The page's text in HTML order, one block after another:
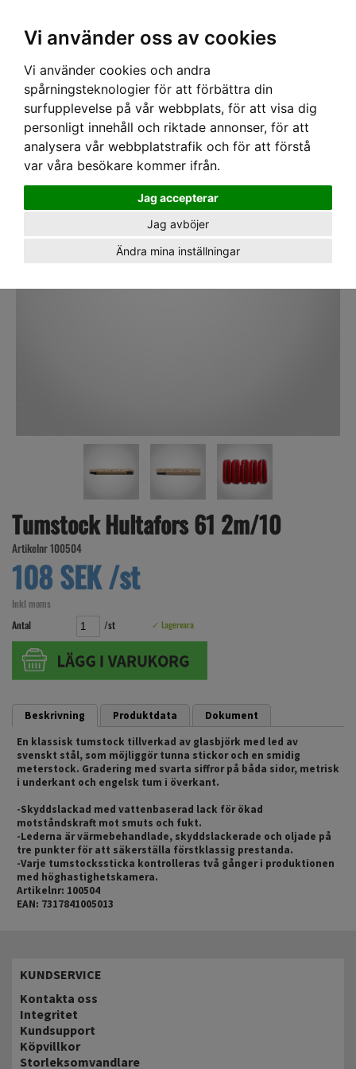
Vi använder oss av cookies
Vi använder cookies och andra
spårningsteknologier för att förbättra din
surfupplevelse på vår webbplats, för att visa dig
personligt innehåll och riktade annonser, för att
analysera vår webbplatstrafik och för att förstå
var våra besökare kommer ifrån.
Jag accepterar
Jag avböjer
Ändra mina inställningar
Hem ›VERKTYG›MÄTVERKTYG ›MÅTTSTOCKAR
2m/10
Tumstock Hultafors 61 2m/10
Artikelnr 100504
108 SEK /st
Inkl moms
Antal
/st ✓ Lagervara
Beskrivning Produktdata
Dokument
En klassisk tumstock tillverkad av glasbjörk med led av
svenskt stål, som möjliggör tunna stickor och en smidig
meterstock. Gradering med svarta siffror på båda sidor, metrisk
i underkant och engelsk tum i överkant.
-Skyddslackad med vattenbaserad lack för ökad
motståndskraft mot smuts och fukt.
-Lederna är värmebehandlade, skyddslackerade och oljade på
tre punkter för att säkerställa förstklassig prestanda.
-Varje tumstockssticka kontrolleras två gånger i produktionen
med höghastighetskamera.
Artikelnr: 100504
EAN: 7317841005013
KUNDSERVICE
Kontakta oss
Integritet
Kundsupport
Köpvillkor
Storleksomvandlare